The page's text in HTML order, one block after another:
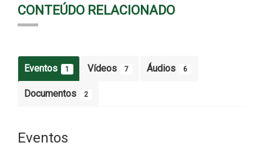
CONTEÚDO RELACIONADO
Eventos 1 Vídeos 7 Áudios 6
Documentos 2
Eventos